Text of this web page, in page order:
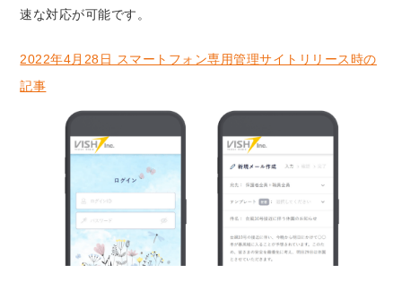
速な対応が可能です。
2022年4月28日 スマートフォン専用管理サイトリリース時の
記事